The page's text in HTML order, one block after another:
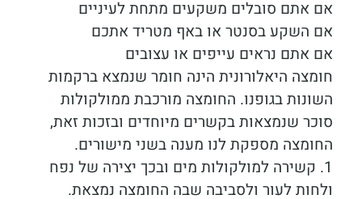
אם אתם סובלים משקעים מתחת לעיניים
אם השקע בסנטר או באף מטריד אתכם
אם אתם נראים עייפים או עצובים
חומצה היאלורונית הינה חומר שנמצא ברקמות
השונות בגופנו. החומצה מורכבת ממולקולות
סוכר שנמצאות בקשרים מיוחדים ובזכות זאת,
החומצה מספקת לנו מענה בשני מישורים.
1. קשירה למולקולות מים ובכך יצירה של נפח
ולחות לעור ולסביבה שבה החומצה נמצאת.